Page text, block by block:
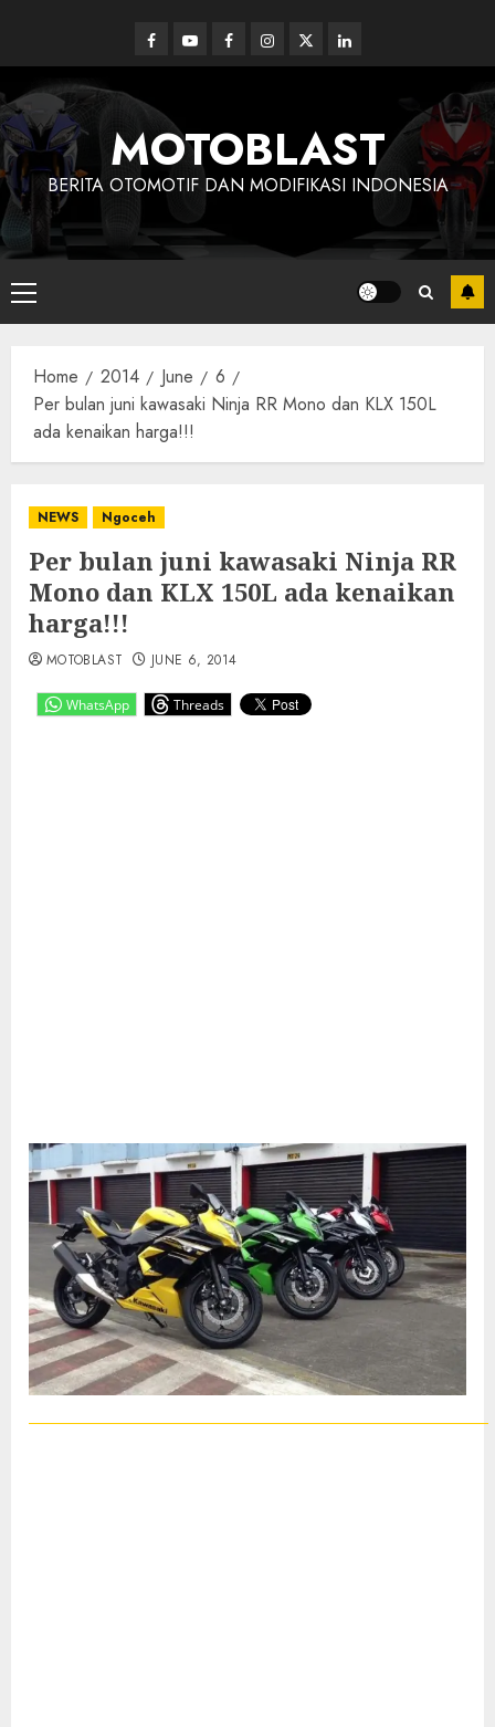
content
Facebook
YoutubeFacebookInstagram
Twitterlinkedin
MOTOBLAST
BERITA OTOMOTIF DAN MODIFIKASI INDONESIA
Primary
Menu
Home 2014 June
6
Per bulan juni kawasaki Ninja RR Mono dan KLX 150L
ada kenaikan harga!!!
NEWS Ngoceh
Per bulan juni kawasaki Ninja RR
Mono dan KLX 150L ada kenaikan
harga!!!
WhatsApp Threads
MOTOBLAST JUNE 6, 2014